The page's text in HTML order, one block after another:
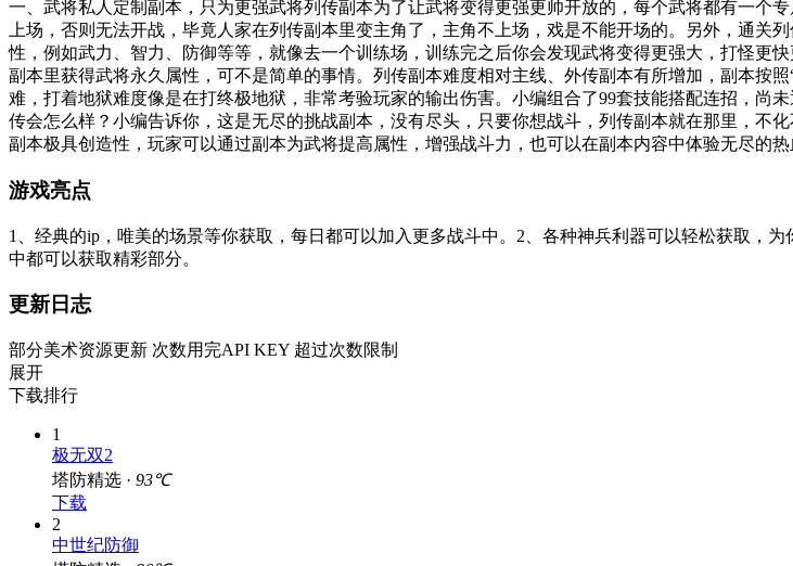
一、武将私人定制副本，只为更强武将列传副本为了让武将变得更强更帅开放的，每个武将都有一个
上场，否则无法开战，毕竟人家在列传副本里变主角了，主角不上场，戏是不能开场的。另外，通关
性，例如武力、智力、防御等等，就像去一个训练场，训练完之后你会发现武将变得更强大，打怪更
副本里获得武将永久属性，可不是简单的事情。列传副本难度相对主线、外传副本有所增加，副本按
难，打着地狱难度像是在打终极地狱，非常考验玩家的输出伤害。小编组合了99套技能搭配连招，尚
传会怎么样？小编告诉你，这是无尽的挑战副本，没有尽头，只要你想战斗，列传副本就在那里，不
副本极具创造性，玩家可以通过副本为武将提高属性，增强战斗力，也可以在副本内容中体验无尽的
游戏亮点
1、经典的ip，唯美的场景等你获取，每日都可以加入更多战斗中。2、各种神兵利器可以轻松获取，
中都可以获取精彩部分。
更新日志
部分美术资源更新 次数用完API KEY 超过次数限制
展开
下载排行
1
极无双2
塔防精选 · 93℃
下载
2
中世纪防御